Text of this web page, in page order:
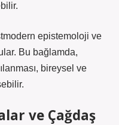
epistemoloji ve
Bu bağlamda,
bireysel ve
ve Çağdaş